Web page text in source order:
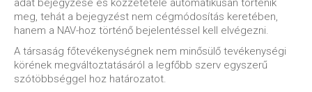
meg, tehát a bejegyzést nem cégmódosítás keretében,
hanem a NAV-hoz történő bejelentéssel kell elvégezni.
A társaság főtevékenységnek nem minősülő tevékenységi
körének megváltoztatásáról a legfőbb szerv egyszerű
szótöbbséggel hoz határozatot.